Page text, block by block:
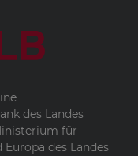
des Landes
für
des Landes